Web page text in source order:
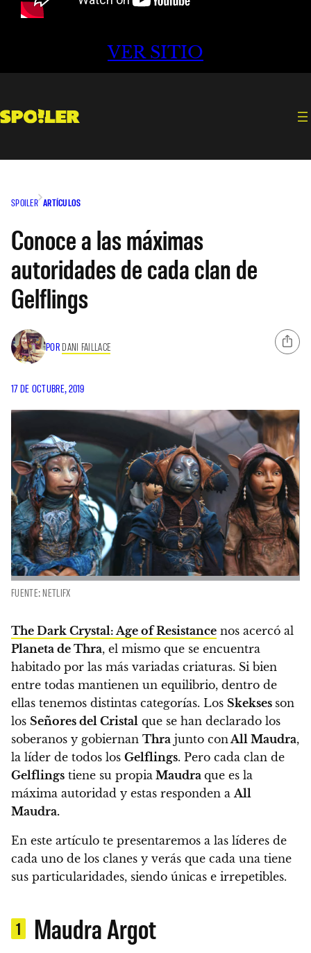
VER SITIO
SPOILER ARTÍCULOS
Conoce a las máximas
autoridades de cada clan de
Gelflings
POR DANI FAILLACE
17 DE OCTUBRE, 2019
FUENTE: NETLIFX
The Dark Crystal: Age of Resistance nos acercó al
Planeta de Thra, el mismo que se encuentra
habitado por las más variadas criaturas. Si bien
entre todas mantienen un equilibrio, dentro de
ellas tenemos distintas categorías. Los Skekses son
los Señores del Cristal que se han declarado los
soberanos y gobiernan Thra junto conAll Maudra,
la líder de todos los Gelflings. Pero cada clan de
Gelflings tiene su propia Maudra que es la
máxima autoridad y estas responden aAll
Maudra.
En este artículo te presentaremos a las líderes de
cada uno de los clanes y verás que cada una tiene
sus particularidades, siendo únicas e irrepetibles.
1 Maudra Argot